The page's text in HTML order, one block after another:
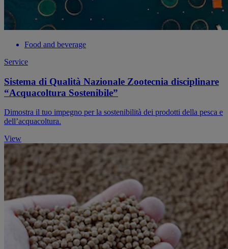
Food and beverage
Service
Sistema di Qualità Nazionale Zootecnia disciplinare
“Acquacoltura Sostenibile”
Dimostra il tuo impegno per la sostenibilità dei prodotti della pesca e
dell’acquacoltura.
View